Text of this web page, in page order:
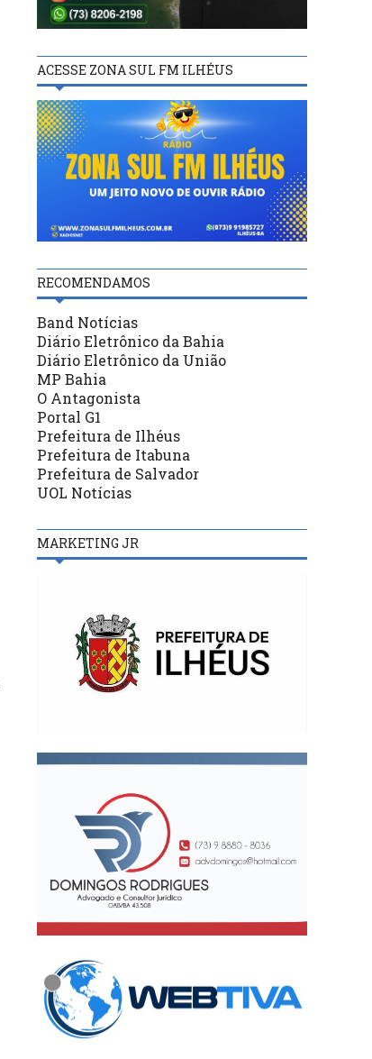
ACESSE ZONA SUL FM ILHÉUS
RECOMENDAMOS
Band Notícias
Diário Eletrônico da Bahia
Diário Eletrônico da União
MP Bahia
O Antagonista
Portal G1
Prefeitura de Ilhéus
Prefeitura de Itabuna
Prefeitura de Salvador
UOL Notícias
MARKETING JR